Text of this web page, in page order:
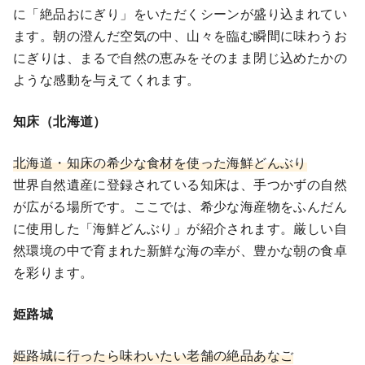
に「絶品おにぎり」をいただくシーンが盛り込まれてい
ます。朝の澄んだ空気の中、山々を臨む瞬間に味わうお
にぎりは、まるで自然の恵みをそのまま閉じ込めたかの
ような感動を与えてくれます。
知床（北海道）
北海道・知床の希少な食材を使った海鮮どんぶり
世界自然遺産に登録されている知床は、手つかずの自然
が広がる場所です。ここでは、希少な海産物をふんだん
に使用した「海鮮どんぶり」が紹介されます。厳しい自
然環境の中で育まれた新鮮な海の幸が、豊かな朝の食卓
を彩ります。
姫路城
姫路城に行ったら味わいたい老舗の絶品あなご